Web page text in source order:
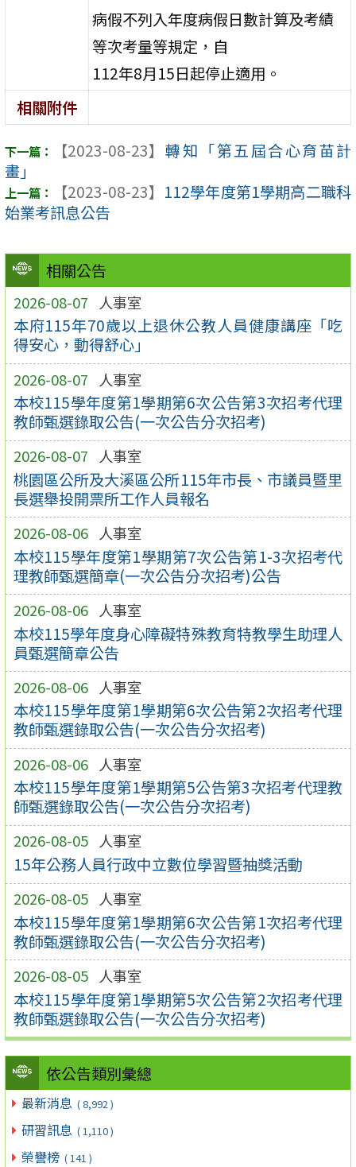
相關公告
2026-08-07 人事室
本府115年70歲以上退休公教人員健康講座「吃
得安心，動得舒心」
2026-08-07 人事室
本校115學年度第1學期第6次公告第3次招考代理
教師甄選錄取公告(一次公告分次招考)
2026-08-07 人事室
桃園區公所及大溪區公所115年市長、市議員暨里
長選舉投開票所工作人員報名
2026-08-06 人事室
本校115學年度第1學期第7次公告第1-3次招考代
理教師甄選簡章(一次公告分次招考)公告
2026-08-06 人事室
本校115學年度身心障礙特殊教育特教學生助理人
員甄選簡章公告
2026-08-06 人事室
本校115學年度第1學期第6次公告第2次招考代理
教師甄選錄取公告(一次公告分次招考)
2026-08-06 人事室
本校115學年度第1學期第5公告第3次招考代理教
師甄選錄取公告(一次公告分次招考)
2026-08-05 人事室
15年公務人員行政中立數位學習暨抽獎活動
2026-08-05 人事室
本校115學年度第1學期第6次公告第1次招考代理
教師甄選錄取公告(一次公告分次招考)
2026-08-05 人事室
本校115學年度第1學期第5次公告第2次招考代理
教師甄選錄取公告(一次公告分次招考)
依公告類別彙總
最新消息 ( 8,992 )
研習訊息 ( 1,110 )
榮譽榜 ( 141 )
病假不列入年度病假日數計算及考績
等次考量等規定，自
112年8月15日起停止適用。
相關附件
【2023-08-23】 轉知「第五屆合心育苗計
畫」
【2023-08-23】 112學年度第1學期高二職科
始業考訊息公告